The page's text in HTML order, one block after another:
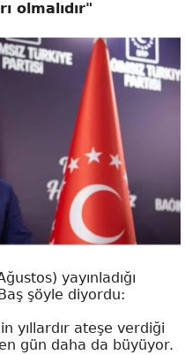
olmalıdır"
yayınladığı
şöyle diyordu:
yıllardır ateşe verdiği
gün daha da büyüyor.